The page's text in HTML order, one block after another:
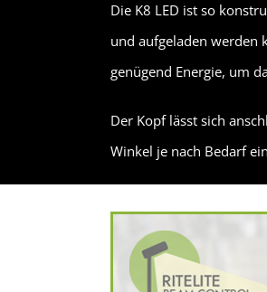
Die K8 LED ist so
und aufgeladen werden
genügend Energie, um
Der Kopf lässt sich
Winkel je nach Bedarf